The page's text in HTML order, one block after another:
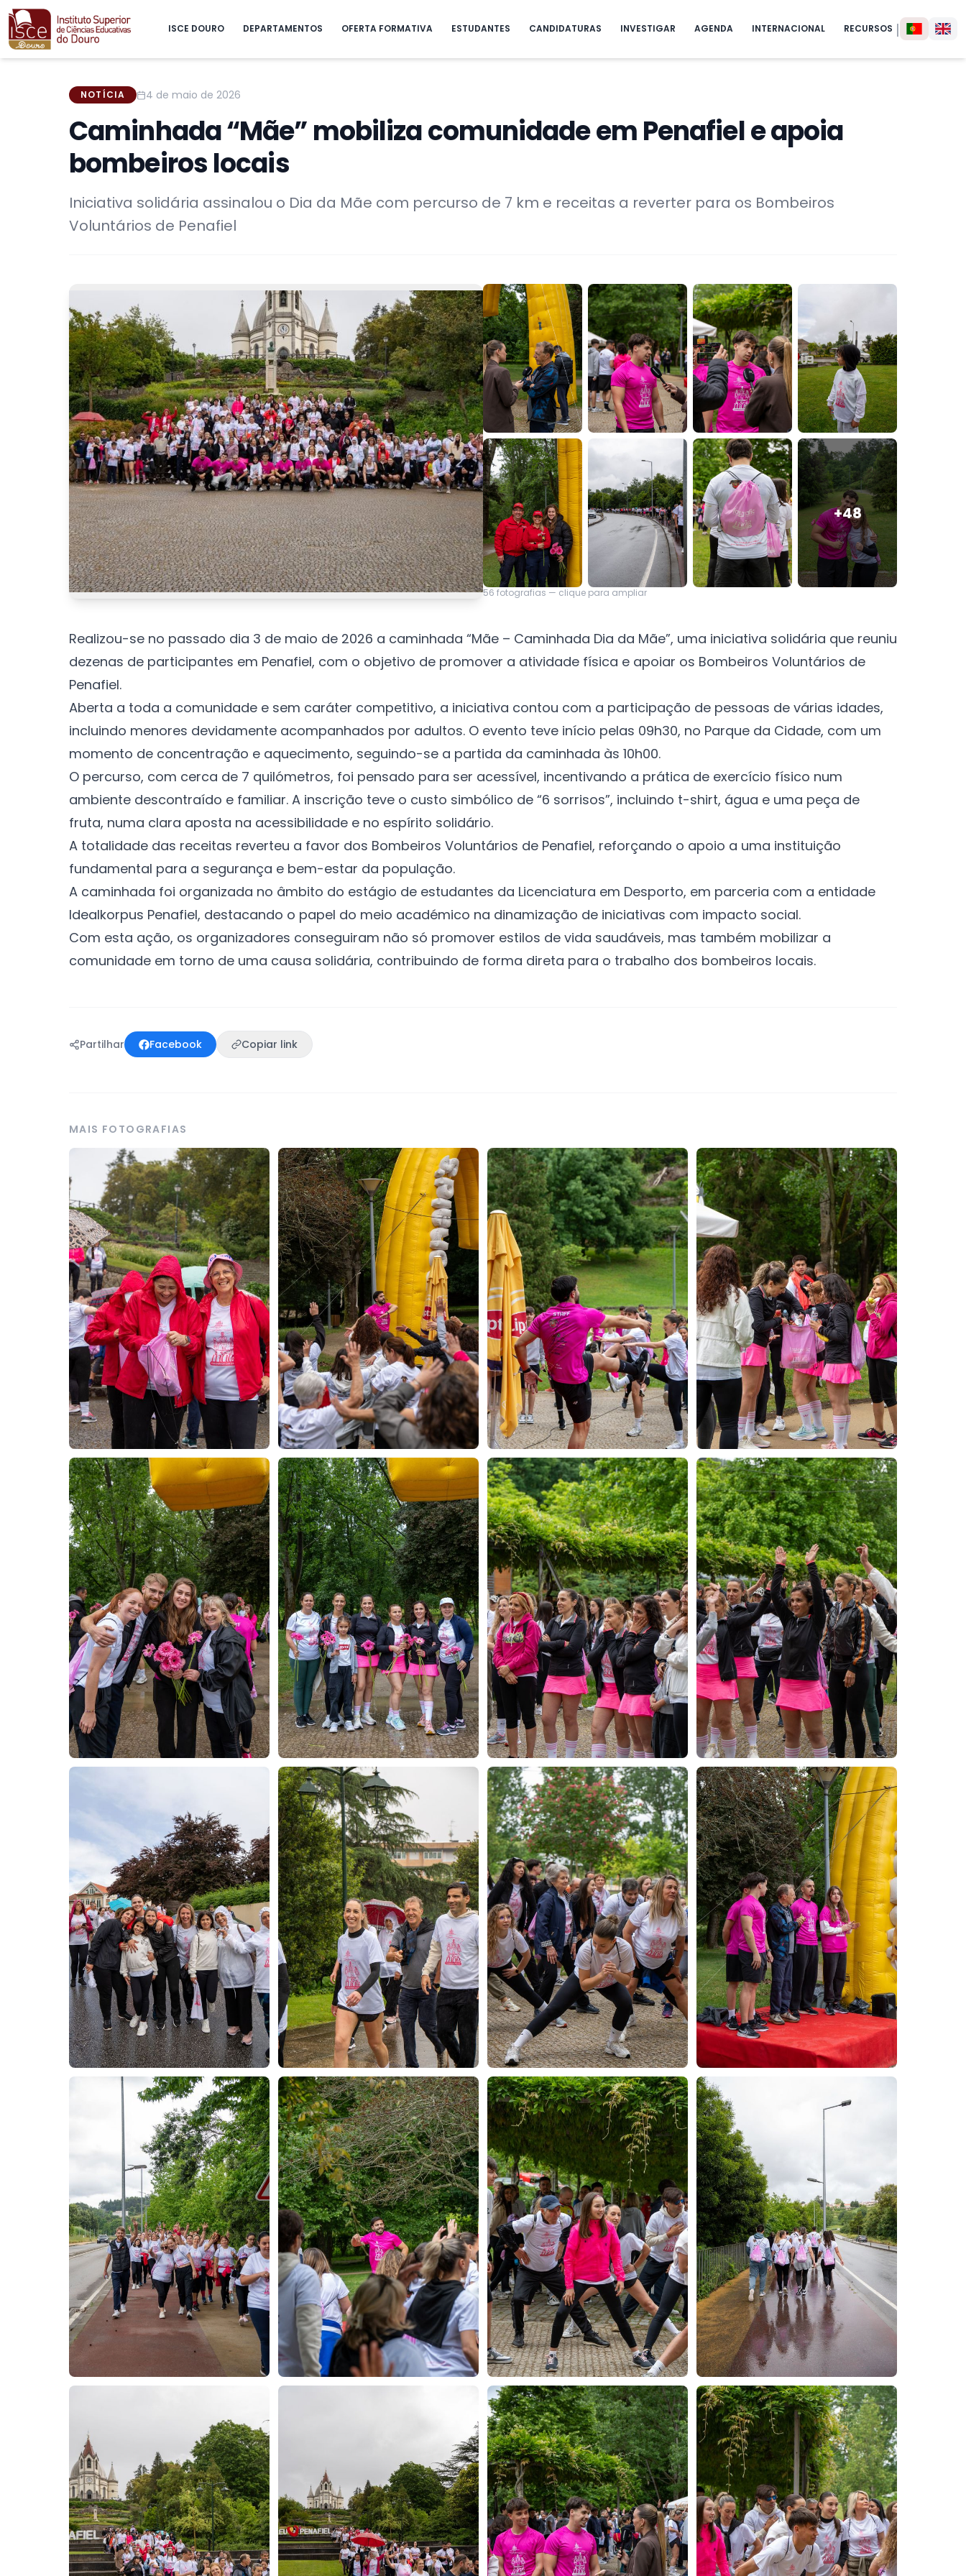
ISCE DOURO DEPARTAMENTOS OFERTA FORMATIVA ESTUDANTES CANDIDATURAS INVESTIGAR AGENDA INTERNACIONAL RECURSOS |
NOTÍCIA 4 de maio de 2026
Caminhada “Mãe” mobiliza comunidade em Penafiel e apoia
bombeiros locais
Iniciativa solidária assinalou o Dia da Mãe com percurso de 7 km e receitas a reverter para os Bombeiros
Voluntários de Penafiel
+48
56 fotografias — clique para ampliar
Realizou-se no passado dia 3 de maio de 2026 a caminhada “Mãe – Caminhada Dia da Mãe”, uma iniciativa solidária que reuniu
dezenas de participantes em Penafiel, com o objetivo de promover a atividade física e apoiar os Bombeiros Voluntários de
Penafiel.
Aberta a toda a comunidade e sem caráter competitivo, a iniciativa contou com a participação de pessoas de várias idades,
incluindo menores devidamente acompanhados por adultos. O evento teve início pelas 09h30, no Parque da Cidade, com um
momento de concentração e aquecimento, seguindo-se a partida da caminhada às 10h00.
O percurso, com cerca de 7 quilómetros, foi pensado para ser acessível, incentivando a prática de exercício físico num
ambiente descontraído e familiar. A inscrição teve o custo simbólico de “6 sorrisos”, incluindo t-shirt, água e uma peça de
fruta, numa clara aposta na acessibilidade e no espírito solidário.
A totalidade das receitas reverteu a favor dos Bombeiros Voluntários de Penafiel, reforçando o apoio a uma instituição
fundamental para a segurança e bem-estar da população.
A caminhada foi organizada no âmbito do estágio de estudantes da Licenciatura em Desporto, em parceria com a entidade
Idealkorpus Penafiel, destacando o papel do meio académico na dinamização de iniciativas com impacto social.
Com esta ação, os organizadores conseguiram não só promover estilos de vida saudáveis, mas também mobilizar a
comunidade em torno de uma causa solidária, contribuindo de forma direta para o trabalho dos bombeiros locais.
Partilhar Facebook Copiar link
MAIS FOTOGRAFIAS